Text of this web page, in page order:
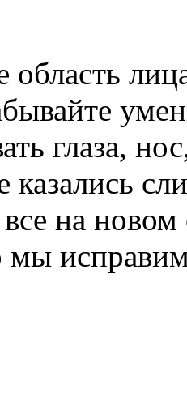
глаза,
казались
на новом
мы